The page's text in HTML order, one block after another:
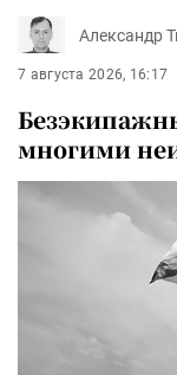
Александр
7 августа 2026, 16:17
многими